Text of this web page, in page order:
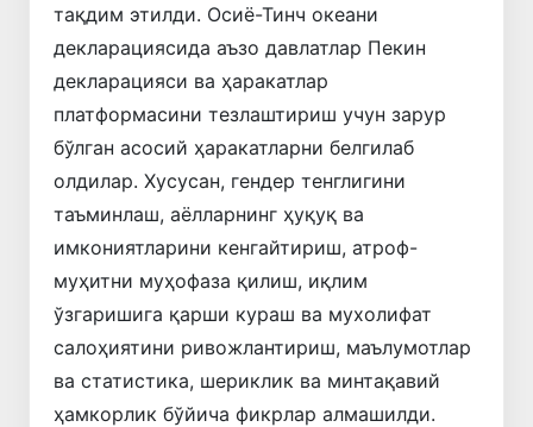
тақдим этилди. Осиё-Тинч океани
декларациясида аъзо давлатлар Пекин
декларацияси ва ҳаракатлар
платформасини тезлаштириш учун зарур
бўлган асосий ҳаракатларни белгилаб
олдилар. Хусусан, гендер тенглигини
таъминлаш, аёлларнинг ҳуқуқ ва
имкониятларини кенгайтириш, атроф-
муҳитни муҳофаза қилиш, иқлим
ўзгаришига қарши кураш ва мухолифат
салоҳиятини ривожлантириш, маълумотлар
ва статистика, шериклик ва минтақавий
ҳамкорлик бўйича фикрлар алмашилди.